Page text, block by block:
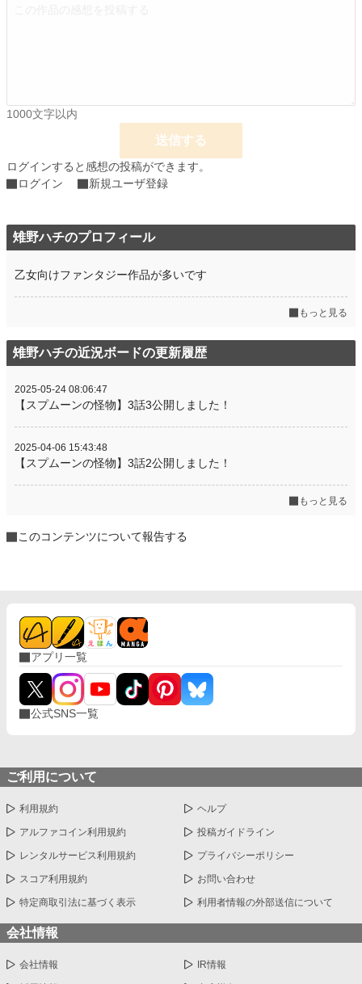
年間ポイント 1,708 pt (833 位)
1000文字以内
送信する
ログインすると感想の投稿ができます。
ログイン
新規ユーザ登録
雉野ハチのプロフィール
乙女向けファンタジー作品が多いです
もっと見る
雉野ハチの近況ボードの更新履歴
2025-05-24 08:06:47
【スプムーンの怪物】3話3公開しました！
2025-04-06 15:43:48
【スプムーンの怪物】3話2公開しました！
もっと見る
このコンテンツについて報告する
アプリ一覧
公式SNS一覧
ご利用について
利用規約 ヘルプ
アルファコイン利用規約 投稿ガイドライン
レンタルサービス利用規約 プライバシーポリシー
スコア利用規約 お問い合わせ
特定商取引法に基づく表示 利用者情報の外部送信について
会社情報
会社情報 IR情報